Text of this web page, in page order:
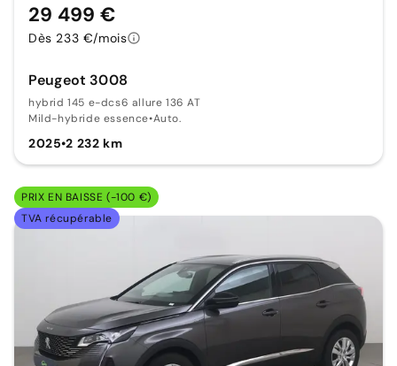
Peugeot 3008
hybrid 145 e-dcs6 allure 136 AT
Mild-hybride essence•Auto.
2025•2 232 km
29 499 €
Dès 233 €/mois
PRIX EN BAISSE (-100 €)
TVA récupérable